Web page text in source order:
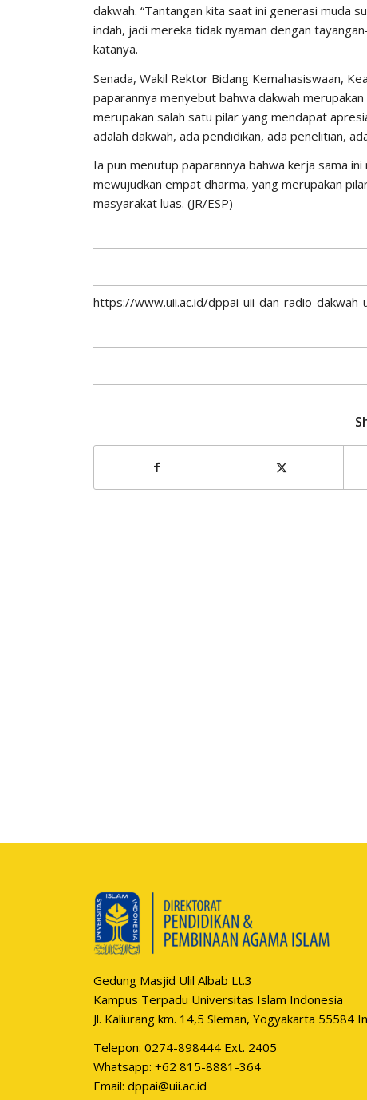
dakwah. “Tantangan kita saat ini generasi muda
indah, jadi mereka tidak nyaman dengan
katanya.
Senada, Wakil Rektor Bidang Kemahasiswaan,
paparannya menyebut bahwa dakwah
merupakan salah satu pilar yang mendapat
adalah dakwah, ada pendidikan, ada penelitian,
Ia pun menutup paparannya bahwa kerja sama
mewujudkan empat dharma, yang merupakan
masyarakat luas. (JR/ESP)
https://www.uii.ac.id/dppai-uii-dan-radio-
Gedung Masjid Ulil Albab Lt.3
Kampus Terpadu Universitas Islam Indonesia
Jl. Kaliurang km. 14,5 Sleman, Yogyakarta 55584
Telepon: 0274-898444 Ext. 2405
Whatsapp:+62 815-8881-364
Email:dppai@uii.ac.id